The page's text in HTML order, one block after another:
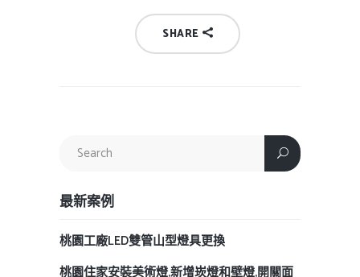
SHARE
最新案例
桃園工廠LED雙管山型燈具更換
桃園住家安裝美術燈,新增崁燈和壁燈,開關面